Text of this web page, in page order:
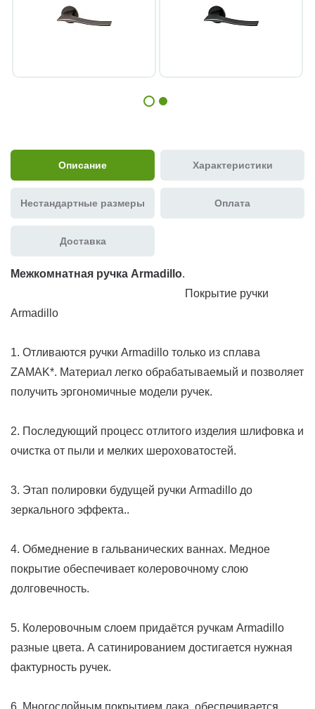
Описание Характеристики
Нестандартные размеры Оплата
Доставка
Межкомнатная ручка Armadillo.
Покрытие ручки
Armadillo
1. Отливаются ручки Armadillo только из сплава
ZAMAK*. Материал легко обрабатываемый и позволяет
получить эргономичные модели ручек.
2. Последующий процесс отлитого изделия шлифовка и
очистка от пыли и мелких шероховатостей.
3. Этап полировки будущей ручки Armadillo до
зеркального эффекта..
4. Обмеднение в гальванических ваннах. Медное
покрытие обеспечивает колеровочному слою
долговечность.
5. Колеровочным слоем придаётся ручкам Armadillo
разные цвета. А сатинированием достигается нужная
фактурность ручек.
6. Многослойным покрытием лака, обеспечивается